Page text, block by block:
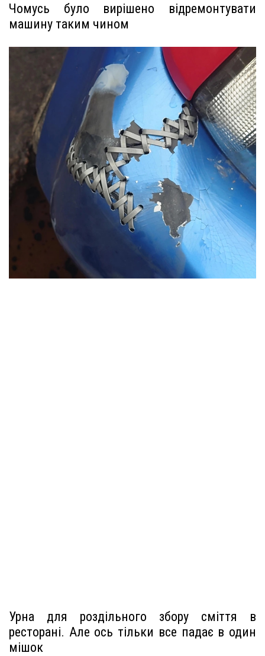
Чомусь було вирішено відремонтувати
машину таким чином
Урна для роздільного збору сміття в
ресторані. Але ось тільки все падає в один
мішок